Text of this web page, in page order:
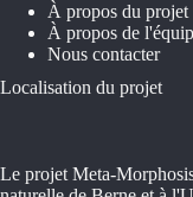
À propos du projet
À propos de
Nous contacter
Localisation du projet
Le projet Meta-